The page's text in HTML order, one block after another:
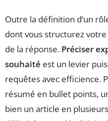
Outre la définition d’un
dont vous structurez
de la réponse. Préciser
souhaité est un levier
requêtes avec efficience.
résumé en bullet points,
bien un article en